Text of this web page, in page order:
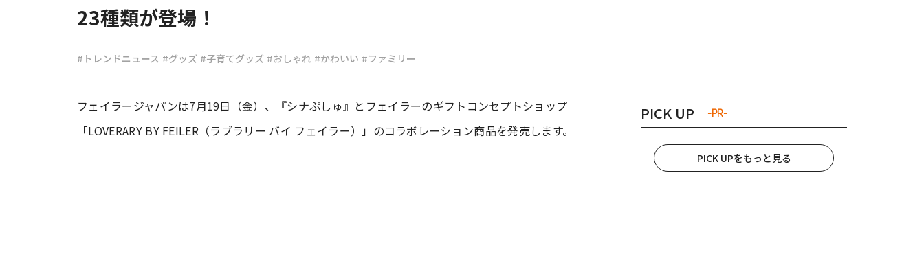
23種類が登場！
#トレンドニュース #グッズ #子育てグッズ #おしゃれ #かわいい #ファミリー
フェイラージャパンは7月19日（金）、『シナぷしゅ』とフェイラーのギフトコンセプトショップ
「LOVERARY BY FEILER（ラブラリー バイ フェイラー）」のコラボレーション商品を発売します。
PICK UP -PR-
PICK UPをもっと見る